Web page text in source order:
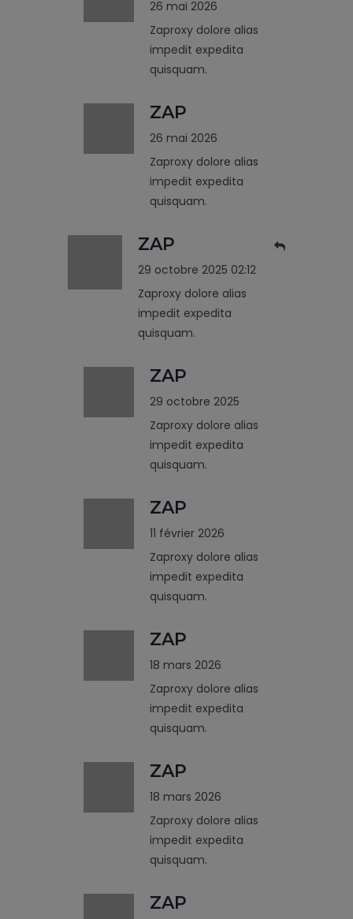
26 mai 2026
Zaproxy dolore alias
impedit expedita
quisquam.
ZAP
26 mai 2026
Zaproxy dolore alias
impedit expedita
quisquam.
ZAP
29 octobre 2025 02:12
Zaproxy dolore alias
impedit expedita
quisquam.
ZAP
29 octobre 2025
Zaproxy dolore alias
impedit expedita
quisquam.
ZAP
11 février 2026
Zaproxy dolore alias
impedit expedita
quisquam.
ZAP
18 mars 2026
Zaproxy dolore alias
impedit expedita
quisquam.
ZAP
18 mars 2026
Zaproxy dolore alias
impedit expedita
quisquam.
ZAP